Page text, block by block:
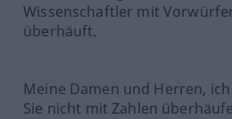
Wissenschaftler mit
überhäuft.
Meine Damen und Herren,
Sie nicht mit Zahlen